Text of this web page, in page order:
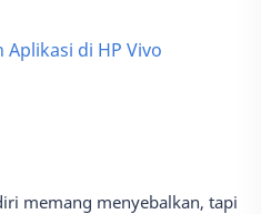
di HP Vivo
memang menyebalkan, tapi